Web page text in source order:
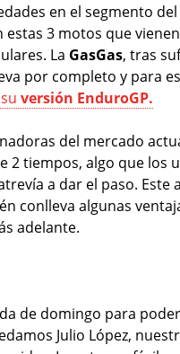
en el segmento
3 motos que
La GasGas, tras
por completo y para
versión EnduroGP.
del mercado
2 tiempos, algo que los
a dar el paso. Este
conlleva algunas
adelante.
de domingo para
Julio López,